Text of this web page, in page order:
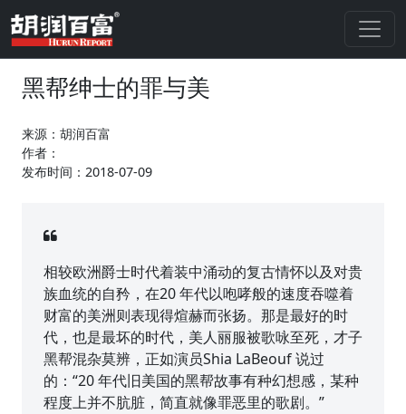
黑帮绅士的罪与美
来源：胡润百富
作者：
发布时间：2018-07-09
相较欧洲爵士时代着装中涌动的复古情怀以及对贵
族血统的自矜，在20 年代以咆哮般的速度吞噬着
财富的美洲则表现得煊赫而张扬。那是最好的时
代，也是最坏的时代，美人丽服被歌咏至死，才子
黑帮混杂莫辨，正如演员Shia LaBeouf 说过
的：“20 年代旧美国的黑帮故事有种幻想感，某种
程度上并不肮脏，简直就像罪恶里的歌剧。”